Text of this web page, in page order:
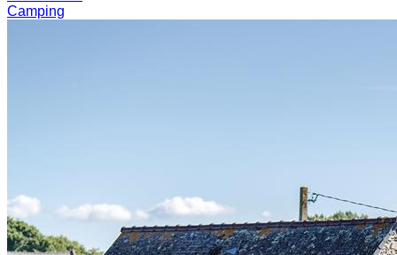
Camping